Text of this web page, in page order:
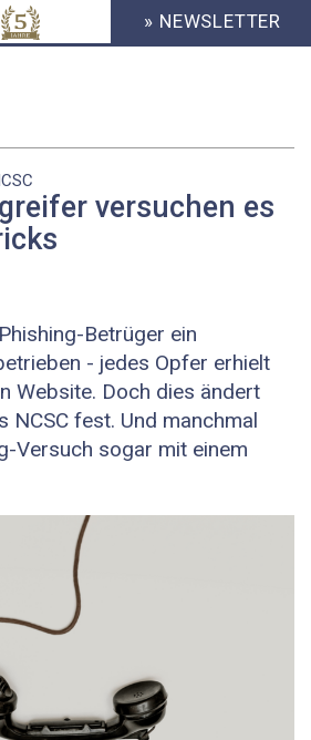
HEADER
MENU
» NEWSLETTER
versuchen es
Betrüger ein
- jedes Opfer erhielt
Website. Doch dies ändert
NCSC fest. Und manchmal
Versuch sogar mit einem